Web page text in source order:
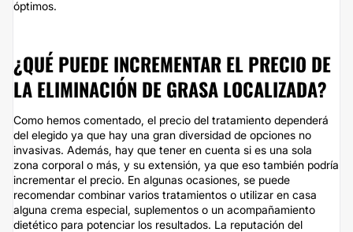
óptimos.
¿QUÉ PUEDE INCREMENTAR EL PRECIO DE
LA ELIMINACIÓN DE GRASA LOCALIZADA?
Como hemos comentado, el precio del tratamiento dependerá
del elegido ya que hay una gran diversidad de opciones no
invasivas. Además, hay que tener en cuenta si es una sola
zona corporal o más, y su extensión, ya que eso también podría
incrementar el precio. En algunas ocasiones, se puede
recomendar combinar varios tratamientos o utilizar en casa
alguna crema especial, suplementos o un acompañamiento
dietético para potenciar los resultados. La reputación del